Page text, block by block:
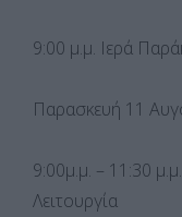
9:00 μ.μ. Ιερά
Παρασκευή 11
9:00μ.μ. – 11:30
Λειτουργία